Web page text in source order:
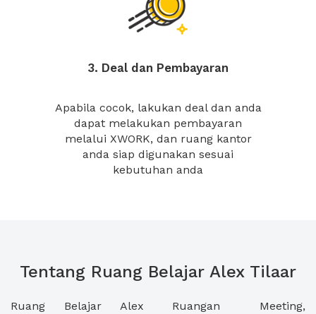
3. Deal dan Pembayaran
Apabila cocok, lakukan deal dan anda
dapat melakukan pembayaran
melalui XWORK, dan ruang kantor
anda siap digunakan sesuai
kebutuhan anda
Tentang Ruang Belajar Alex Tilaar
Ruang Belajar Alex
Ruangan Meeting,